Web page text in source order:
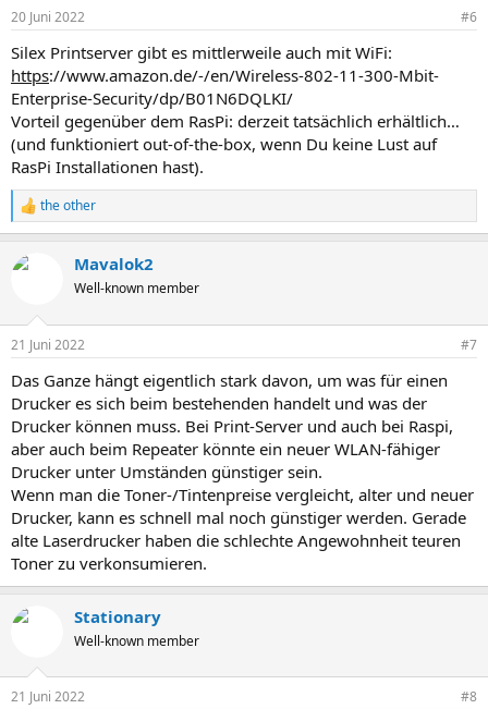
e
:
20 Juni 2022 #6
Silex Printserver gibt es mittlerweile auch mit WiFi:
https://www.amazon.de/-/en/Wireless-802-11-300-Mbit-
Enterprise-Security/dp/B01N6DQLKI/
Vorteil gegenüber dem RasPi: derzeit tatsächlich erhältlich…
(und funktioniert out-of-the-box, wenn Du keine Lust auf
RasPi Installationen hast).
R
e
k
e
:
the other
Mavalok2
Well-known member
21 Juni 2022 #7
Das Ganze hängt eigentlich stark davon, um was für einen
Drucker es sich beim bestehenden handelt und was der
Drucker können muss. Bei Print-Server und auch bei Raspi,
aber auch beim Repeater könnte ein neuer WLAN-fähiger
Drucker unter Umständen günstiger sein.
Wenn man die Toner-/Tintenpreise vergleicht, alter und neuer
Drucker, kann es schnell mal noch günstiger werden. Gerade
alte Laserdrucker haben die schlechte Angewohnheit teuren
Toner zu verkonsumieren.
Stationary
Well-known member
21 Juni 2022 #8